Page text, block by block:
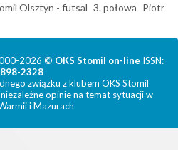
Olsztyn - futsal 3. połowa Piotr
2026 © OKS Stomil on-line ISSN:
2328
związku z klubem OKS Stomil
opinie na temat sytuacji w
i Mazurach